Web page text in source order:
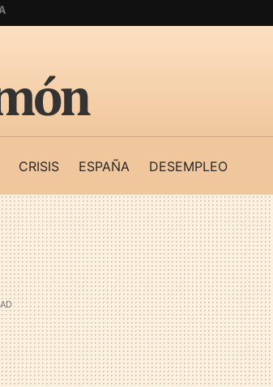
CRISIS ESPAÑA DESEMPLEO